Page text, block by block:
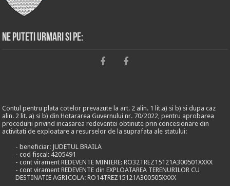
Ne puteti urmari si pe:
Contul pentru plata cotelor prevazute la art. 2 alin. 1 lit.a) si b) si dupa caz
alin. 2 lit. a) si b) din Hotararea Guvernului nr. 70/2022, pentru aprobarea
procedurii privind incasarea redeventei obtinute prin concesionare din
activitati de exploatare a resurselor de la suprafata ale statului:
- beneficiar: JUDETUL BRAILA
- cod fiscal: 4205491
- cont virament REDEVENTE MINIERE: RO32TREZ15121A300501XXXX
- cont virament REDEVENTE din EXPLOATAREA TERENURILOR CU
DESTINATIE AGRICOLA: RO14TREZ15121A300505XXXX